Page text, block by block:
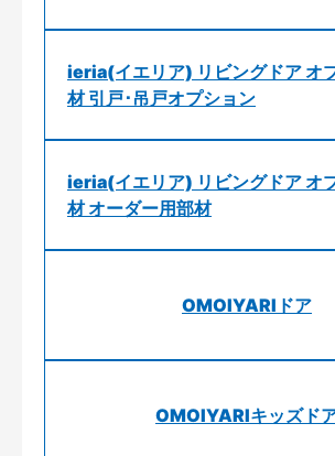
ieria(イエリア) リビングドア オ
材 引戸･吊戸オプション
ieria(イエリア) リビングドア オ
材 オーダー用部材
OMOIYARIドア
OMOIYARIキッズド